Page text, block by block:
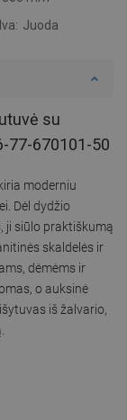
Juoda
su
77-670101-50
moderniu
Dėl dydžio
ji siūlo praktiškumą
skaldelės ir
dėmėms ir
o auksinė
iš žalvario,